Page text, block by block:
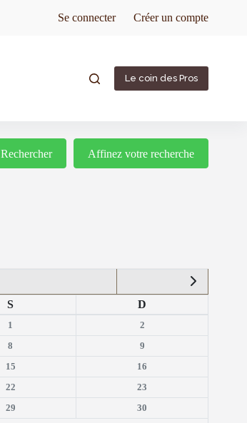
Se connecter Créer un compte
Le coin des Pros
RechercherRechercherAffinez votre recherche
S D
1
2
8
9
15
16
22
23
29
30